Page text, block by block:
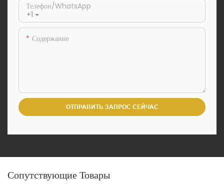
+1
Телефон/WhatsApp
Содержание
ОТПРАВИТЬ ЗАПРОС СЕЙЧАС
Сопутствующие Товары